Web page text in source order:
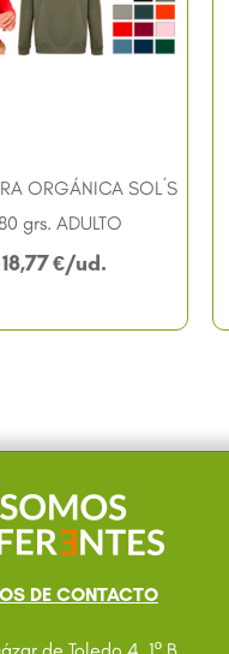
ORGÁNICA SOL´S
grs. ADULTO
18,77€
DE CONTACTO